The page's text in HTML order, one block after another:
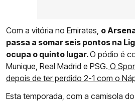
Com a vitória no Emirates, o
passa a somar seis pontos na
ocupa o quinto lugar.O pódio é
Munique, Real Madrid e PSG. O
depois de ter perdido 2-1 com o
Esta temporada, com a camisola